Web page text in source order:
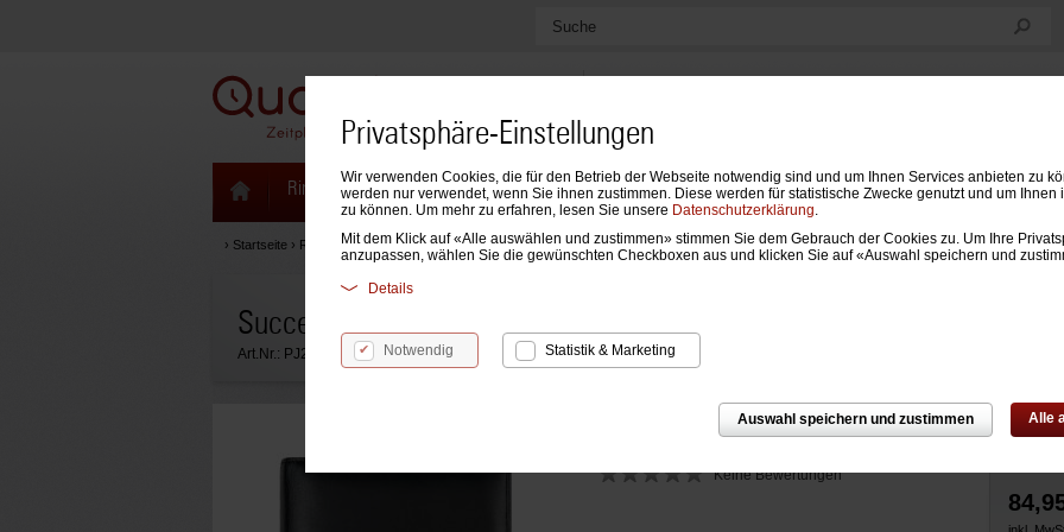
Privatsphäre-Einstellungen
Wir verwenden Cookies, die für den Betrieb der Webseite notwendig sind und um Ihnen Services anbieten zu
werden nur verwendet, wenn Sie ihnen zustimmen. Diese werden für statistische Zwecke genutzt und um
zu können. Um mehr zu erfahren, lesen Sie unsere Datenschutzerklärung.
Mit dem Klick auf «Alle auswählen und zustimmen» stimmen Sie dem Gebrauch der Cookies zu. Um Ihre
anzupassen, wählen Sie die gewünschten Checkboxen aus und klicken Sie auf «Auswahl speichern und
Details
Notwendig Statistik & Marketing
Auswahl speichern und zustimmen Alle
Suche
Ringbücher & Zeitplaner Kalendarien Formblätter & Einlagen Notizen, Mappen & Sonstiges
› Startseite› Ringbücher & Zeitplaner›Succes Zeitplaner Zur
Succes Organizer Nappa schwarz für Junior-/Partner-Systeme, 15 mm
Art.Nr.: PJ212N02
Keine Bewertungen